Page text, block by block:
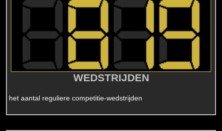
WEDSTRIJDEN
het aantal reguliere competitie-wedstrijden